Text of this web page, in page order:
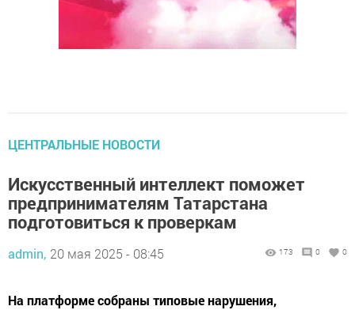
ЦЕНТРАЛЬНЫЕ НОВОСТИ
Искусственный интеллект поможет
предпринимателям Татарстана
подготовиться к проверкам
admin, 20 мая 2025 - 08:45 173 0 0
На платформе собраны типовые нарушения,